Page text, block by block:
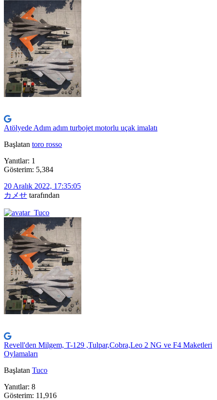
Atölyede Adım adım turbojet motorlu uçak imalatı
Başlatan toro rosso
Yanıtlar: 1
Gösterim: 5,384
20 Aralık 2022, 17:35:05
カメせ tarafından
Revell'den Milgem, T-129 ,Tulpar,Cobra,Leo 2 NG ve F4 Maketleri
Oylamaları
Başlatan Tuco
Yanıtlar: 8
Gösterim: 11,916